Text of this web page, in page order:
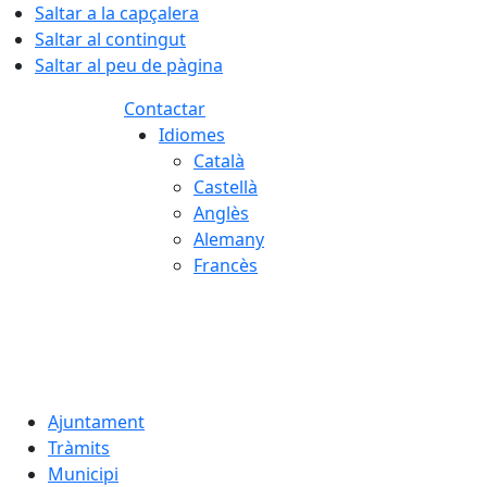
Saltar a la capçalera
Saltar al contingut
Saltar al peu de pàgina
Contactar
Idiomes
Català
Castellà
Anglès
Alemany
Francès
Ajuntament
Tràmits
Municipi